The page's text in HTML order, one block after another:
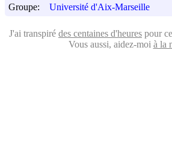
Groupe:
Université d'Aix-Marseille
J'ai transpiré des centaines d'heures pour
Vous aussi, aidez-moi à la